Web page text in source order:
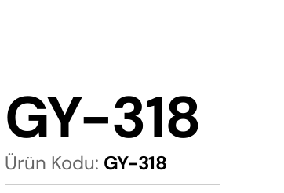
GY-318
Ürün Kodu: GY-318